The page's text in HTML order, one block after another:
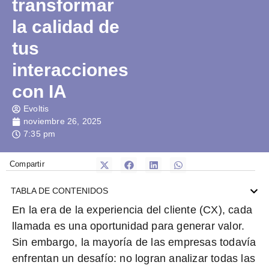
transformar
la calidad de
tus
interacciones
con IA
Evoltis
noviembre 26, 2025
7:35 pm
Compartir
TABLA DE CONTENIDOS
En la era de la experiencia del cliente (CX), cada
llamada es una oportunidad para generar valor.
Sin embargo, la mayoría de las empresas todavía
enfrentan un desafío: no logran analizar todas las